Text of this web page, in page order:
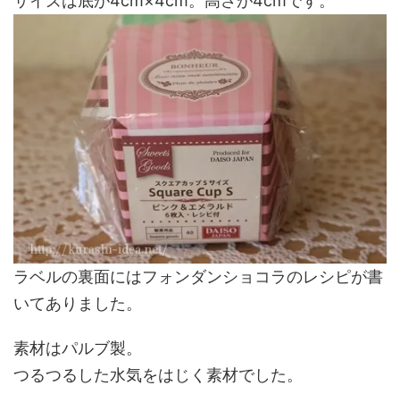
ラベルの裏面にはフォンダンショコラのレシピが書
いてありました。
素材はパルブ製。
つるつるした水気をはじく素材でした。